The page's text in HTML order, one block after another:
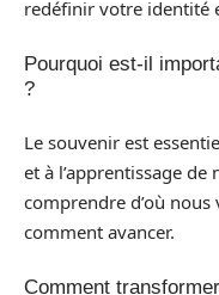
redéfinir votre identité
Pourquoi est-il
?
Le souvenir est
et à l’apprentissage
comprendre d’où
comment avancer.
Comment